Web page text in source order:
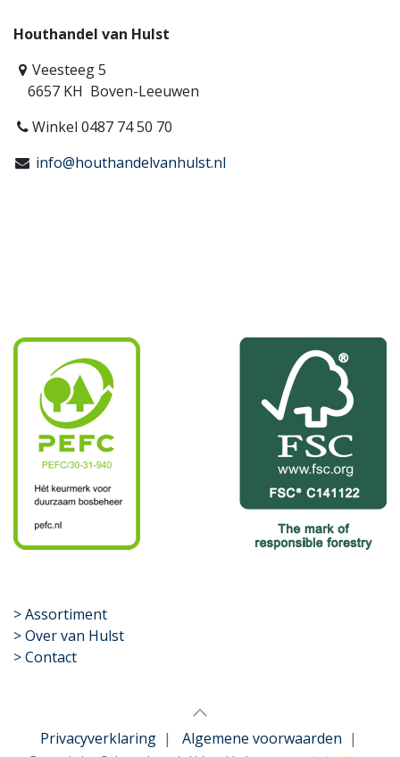
Houthandel van Hulst
Veesteeg 5
6657 KH Boven-Leeuwen
Winkel 0487 74 50 70
info@houthandelvanhulst.nl
​>Assortiment
> Over van Hulst
> Contact
Privacyverklaring| Algemene voorwaarden |